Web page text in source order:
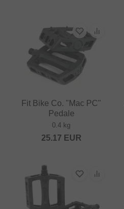
Fit Bike Co. "Mac PC"
Pedale
0.4 kg
25.17 EUR